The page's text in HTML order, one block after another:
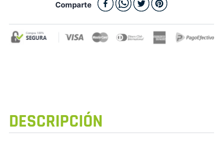
Comparte
DESCRIPCIÓN